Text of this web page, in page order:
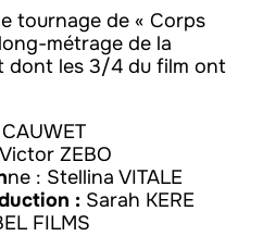
tournage de « Corps
métrage de la
dont les 3/4 du film ont
Victor ZEBO
ne : Stellina VITALE
: Sarah KERE
FILMS